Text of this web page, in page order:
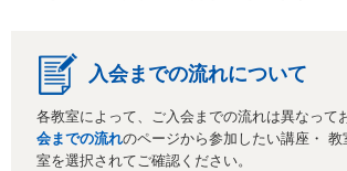
入会までの流れについて
各教室によって、ご入会までの流れは異なって
会までの流れのページから参加したい講座・
室を選択されてご確認ください。